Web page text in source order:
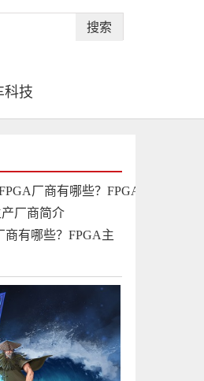
搜索
科技
商有哪些？FPGA主